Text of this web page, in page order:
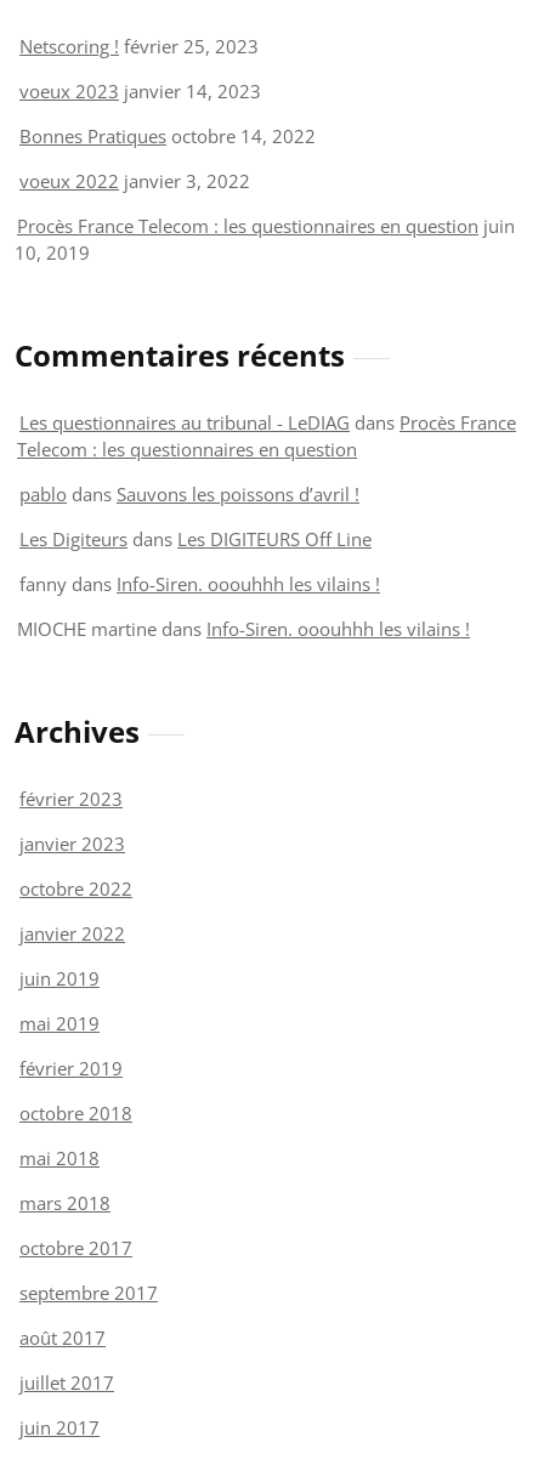
Netscoring ! février 25, 2023
voeux 2023 janvier 14, 2023
Bonnes Pratiques octobre 14, 2022
voeux 2022 janvier 3, 2022
Procès France Telecom : les questionnaires en question juin
10, 2019
Commentaires récents
Les questionnaires au tribunal - LeDIAG dans Procès France
Telecom : les questionnaires en question
pablo dans Sauvons les poissons d’avril !
Les Digiteurs dans Les DIGITEURS Off Line
fanny dans Info-Siren. ooouhhh les vilains !
MIOCHE martine dans Info-Siren. ooouhhh les vilains !
Archives
février 2023
janvier 2023
octobre 2022
janvier 2022
juin 2019
mai 2019
février 2019
octobre 2018
mai 2018
mars 2018
octobre 2017
septembre 2017
août 2017
juillet 2017
juin 2017